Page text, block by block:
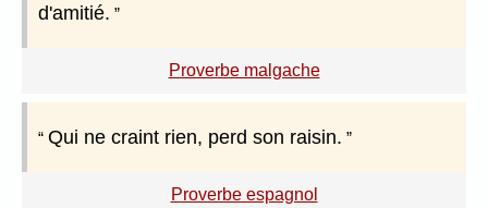
d'amitié.
Proverbe malgache
Qui ne craint rien, perd son raisin.
Proverbe espagnol